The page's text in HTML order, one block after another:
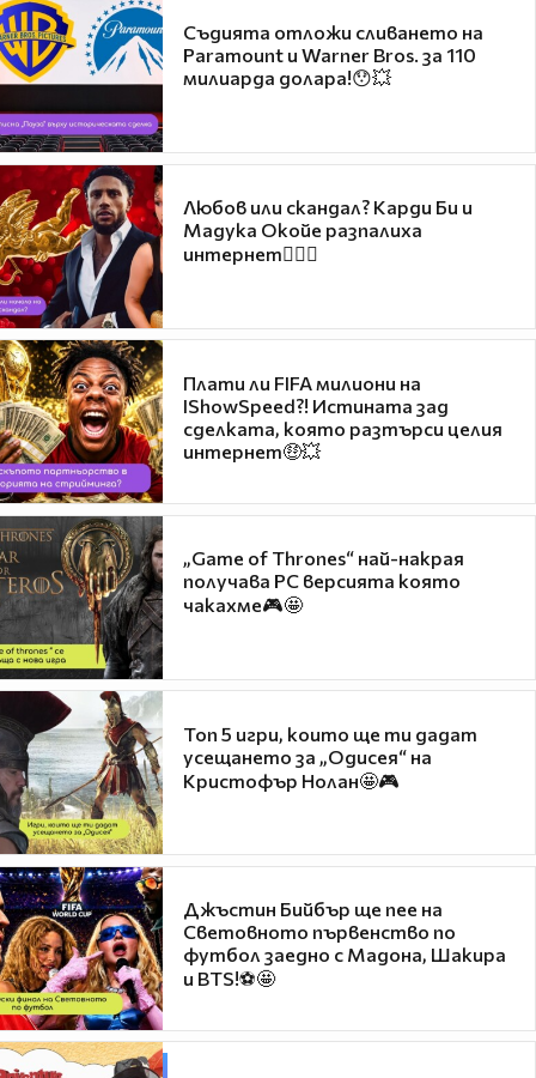
Съдията отложи сливането на
Paramount и Warner Bros. за 110
милиарда долара!😯💥
Любов или скандал? Карди Би и
Мадука Окойе разпалиха
интернет❤️‍🔥🔥
Плати ли FIFA милиони на
IShowSpeed?! Истината зад
сделката, която разтърси целия
интернет🤑💥
„Game of Thrones“ най-накрая
получава PC версията която
чакахме🎮🤩
Топ 5 игри, които ще ти дадат
усещането за „Одисея“ на
Кристофър Нолан🤩🎮
Джъстин Бийбър ще пее на
Световното първенство по
футбол заедно с Мадона, Шакира
и BTS!⚽🤩